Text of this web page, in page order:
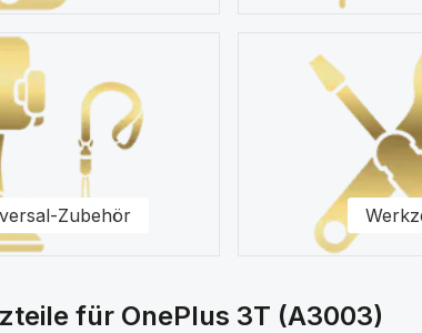
Zubehör
für OnePlus 3T (A3003)